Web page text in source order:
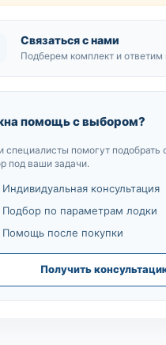
Связаться с нами
Подберем комплект и ответим
помощь с выбором?
специалисты помогут подобрать
под ваши задачи.
Индивидуальная консультация
Подбор по параметрам лодки
Помощь после покупки
Получить